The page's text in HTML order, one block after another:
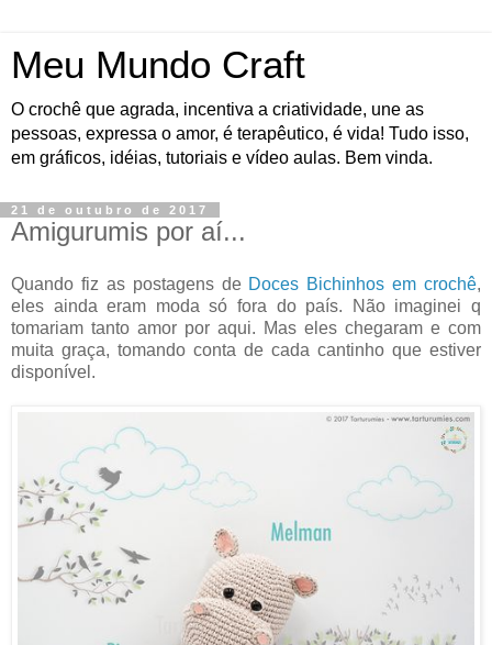
Meu Mundo Craft
O crochê que agrada, incentiva a criatividade, une as
pessoas, expressa o amor, é terapêutico, é vida! Tudo isso,
em gráficos, idéias, tutoriais e vídeo aulas. Bem vinda.
21 de outubro de 2017
Amigurumis por aí...
Quando fiz as postagens de Doces Bichinhos em crochê,
eles ainda eram moda só fora do país. Não imaginei q
tomariam tanto amor por aqui. Mas eles chegaram e com
muita graça, tomando conta de cada cantinho que estiver
disponível.